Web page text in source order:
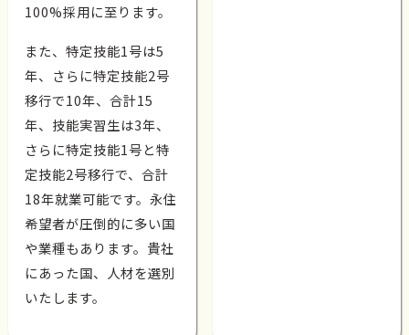
100%採用に至ります。
また、特定技能1号は5
年、さらに特定技能2号
移行で10年、合計15
年、技能実習生は3年、
さらに特定技能1号と特
定技能2号移行で、合計
18年就業可能です。永住
希望者が圧倒的に多い国
や業種もあります。貴社
にあった国、人材を選別
いたします。